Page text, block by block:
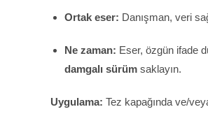
Ortak eser: Danışman, veri
Ne zaman: Eser, özgün ifade
damgalı sürüm saklayın.
Uygulama: Tez kapağında ve/